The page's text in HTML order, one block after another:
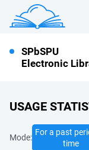
SPbSPU
Electronic
USAGE
Mode:
For a past
time